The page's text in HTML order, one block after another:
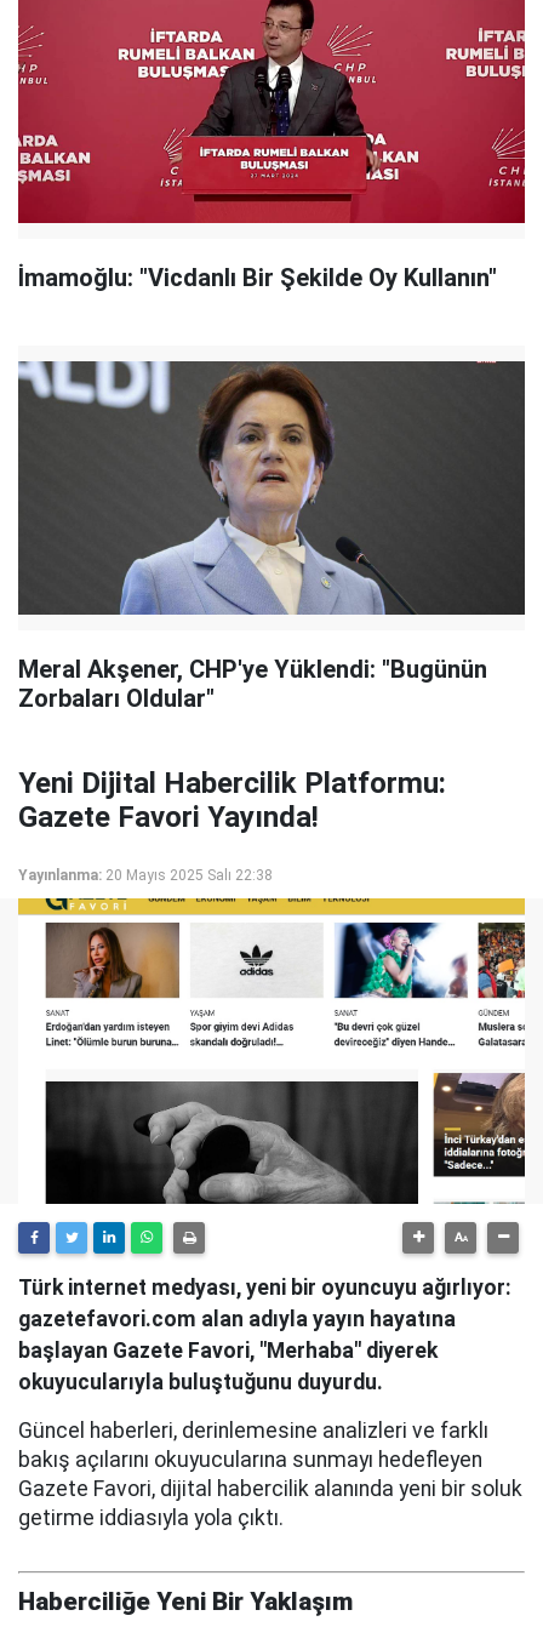
İmamoğlu: "Vicdanlı Bir Şekilde Oy Kullanın"
Meral Akşener, CHP'ye Yüklendi: "Bugünün
Zorbaları Oldular"
Yeni Dijital Habercilik Platformu:
Gazete Favori Yayında!
Yayınlanma: 20 Mayıs 2025 Salı 22:38
Türk internet medyası, yeni bir oyuncuyu ağırlıyor:
gazetefavori.com alan adıyla yayın hayatına
başlayan Gazete Favori, "Merhaba" diyerek
okuyucularıyla buluştuğunu duyurdu.
Güncel haberleri, derinlemesine analizleri ve farklı
bakış açılarını okuyucularına sunmayı hedefleyen
Gazete Favori, dijital habercilik alanında yeni bir soluk
getirme iddiasıyla yola çıktı.
Haberciliğe Yeni Bir Yaklaşım